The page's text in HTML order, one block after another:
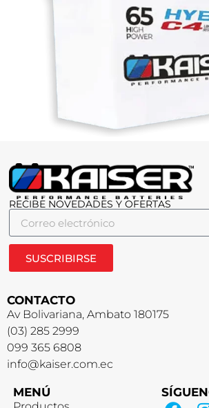
RECIBE NOVEDADES Y OFERTAS
SUSCRIBIRSE
CONTACTO
Av Bolivariana, Ambato 180175
(03) 285 2999
099 365 6808
info@kaiser.com.ec
MENÚ